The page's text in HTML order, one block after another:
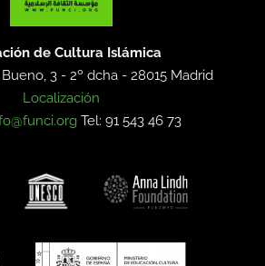
de Cultura Islámica
3 - 2º dcha -28015 Madrid
Localización
Tel: 91 543 46 73